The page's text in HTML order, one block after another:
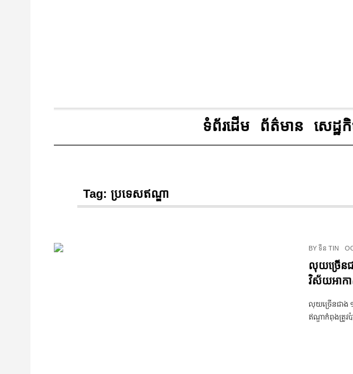
ទំព័រដើម ព័ត៌មាន សេដ្ឋកិ
Tag: ប្រទេសឥណ្ឌា
BYទីន TIN
លុយច្រើនជ
វិស័យអាក
លុយច្រើនជាង
ឥណ្ឌាកំពុងត្រូវ